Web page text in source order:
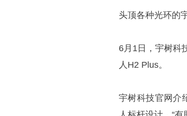
头顶各种光环的
6月1日，宇树科
人H2 Plus。
宇树科技官网介